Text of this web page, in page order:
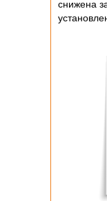
снижена